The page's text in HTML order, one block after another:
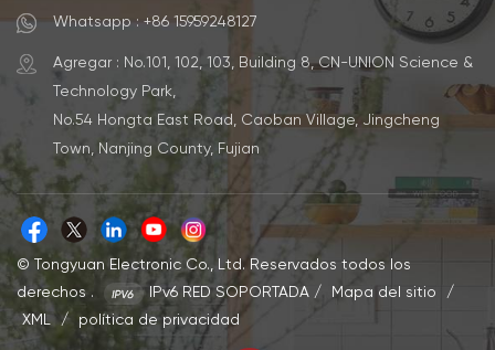
Whatsapp : +86 15959248127
Agregar : No.101, 102, 103, Building 8, CN-UNION Science &
Technology Park,
No.54 Hongta East Road, Caoban Village, Jingcheng
Town, Nanjing County, Fujian
© Tongyuan Electronic Co., Ltd. Reservados todos los
derechos .
IPv6 RED SOPORTADA/ Mapa del sitio
/
XML
/ política de privacidad